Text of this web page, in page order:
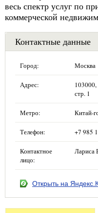
весь спектр услуг по
коммерческой
Контактные данные
Город: Москва
Адрес:
стр. 1
Метро: Китай-
Телефон: +7 985
Контактное
лицо:
Лариса
Открыть на